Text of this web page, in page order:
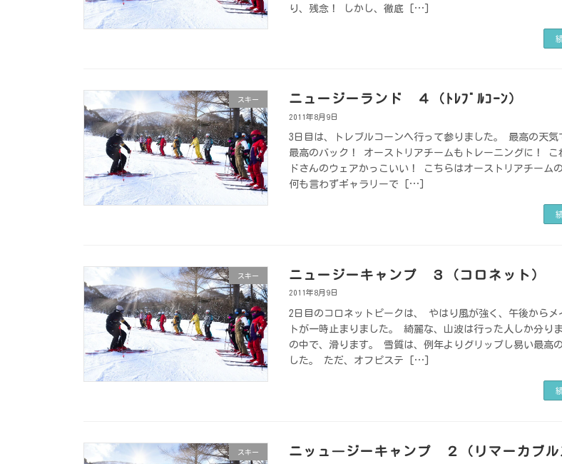
り、残念！ しかし、徹底 […]
スキー ニュージーランド ４（ﾄﾚﾌﾞﾙｺｰﾝ）
2011年8月9日
3日目は、トレブルコーンヘ行って参りました。 最高の天気
最高のバック！ オーストリアチームもトレーニングに！ こ
ドさんのウェアかっこいい！ こちらはオーストリアチーム
何も言わずギャラリーで […]
スキー ニュージーキャンプ ３（コロネット）
2011年8月9日
2日目のコロネットピークは、 やはり風が強く、午後からメ
トが一時止まりました。 綺麗な、山波は行った人しか分り
の中で、滑ります。 雪質は、例年よりグリップし易い最高
した。 ただ、オフピステ […]
スキー ニッュ―ジーキャンプ ２（リマーカブル